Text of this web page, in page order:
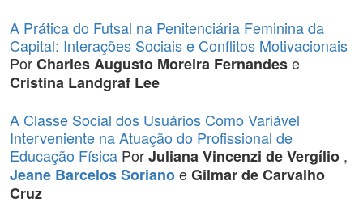
A Prática do Futsal na Penitenciária Feminina da
Capital: Interações Sociais e Conflitos Motivacionais
PorCharles Augusto Moreira Fernandese
Cristina Landgraf Lee
A Classe Social dos Usuários Como Variável
Interveniente na Atuação do Profissional de
Educação Física PorJuliana Vincenzi de Vergílio ,
Jeane Barcelos SorianoeGilmar de Carvalho
Cruz